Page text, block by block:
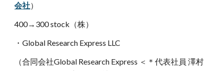
会社）
400→300 stock（株）
・Global Research Express LLC
（合同会社Global Research Express ＜＊代表社員 澤村